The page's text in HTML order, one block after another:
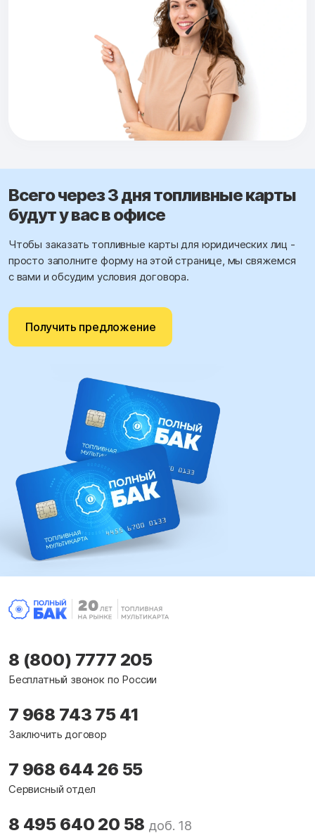
Всего через 3 дня топливные карты
будут у вас в офисе
Чтобы заказать топливные карты для юридических лиц -
просто заполните форму на этой странице, мы свяжемся
с вами и обсудим условия договора.
Получить предложение
8 (800) 7777 205
Бесплатный звонок по России
7 968 743 75 41
Заключить договор
7 968 644 26 55
Сервисный отдел
8 495 640 20 58 доб. 18